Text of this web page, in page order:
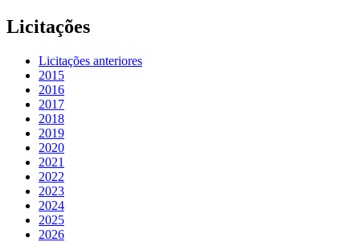
Licitações
Licitações anteriores
2015
2016
2017
2018
2019
2020
2021
2022
2023
2024
2025
2026